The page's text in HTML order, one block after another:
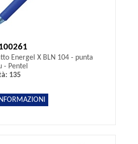
Energel X BLN 104 - punta
- Pentel
135